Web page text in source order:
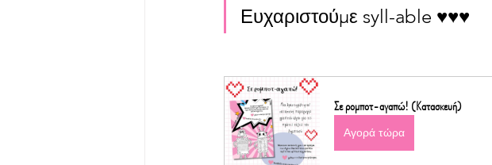
Ευχαριστούμε syll-able ♥️♥️♥️
Σε ρομποτ-αγαπώ! (Κατασκευή)
Αγορά τώρα